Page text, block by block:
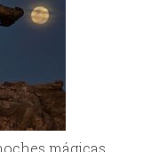
mágicas